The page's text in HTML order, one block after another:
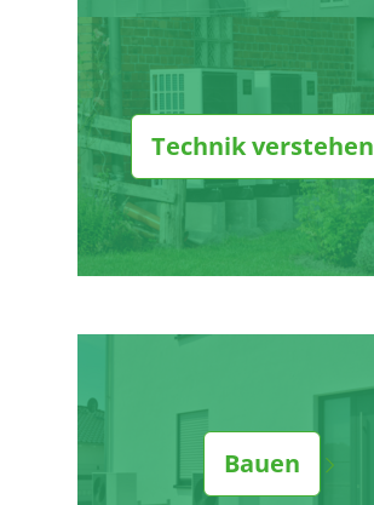
Technik verstehen
Bauen